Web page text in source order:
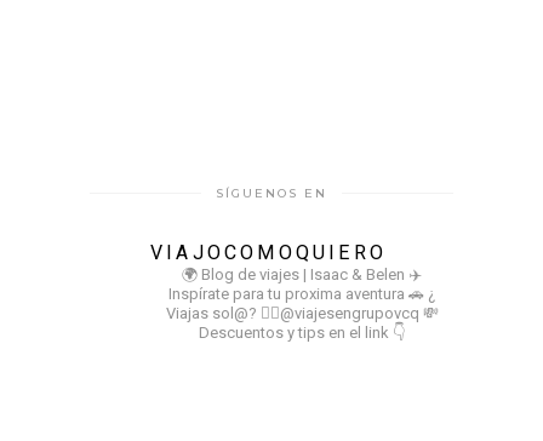
SÍGUENOS EN
VIAJOCOMOQUIERO
🌍 Blog de viajes | Isaac & Belen ✈️
Inspírate para tu proxima aventura 🚗 ¿
Viajas sol@? 👉🏻@viajesengrupovcq 💸
Descuentos y tips en el link 👇